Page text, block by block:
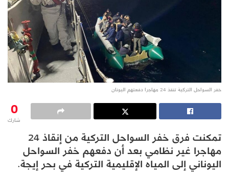
خفر السواحل التركية تنقذ 24 مهاجرا دفعتهم اليونان
0
شارك
تمكنت فرق خفر السواحل التركية من إنقاذ 24
مهاجرا غير نظامي بعد أن دفعهم خفر السواحل
اليوناني إلى المياه الإقليمية التركية في بحر إيجة.